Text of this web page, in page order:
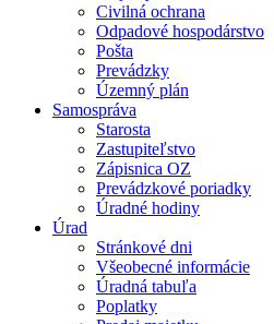
Civilná ochrana
Odpadové hospodárstvo
Pošta
Prevádzky
Územný plán
Samospráva
Starosta
Zastupiteľstvo
Zápisnica OZ
Prevádzkové poriadky
Úradné hodiny
Úrad
Stránkové dni
Všeobecné informácie
Úradná tabuľa
Poplatky